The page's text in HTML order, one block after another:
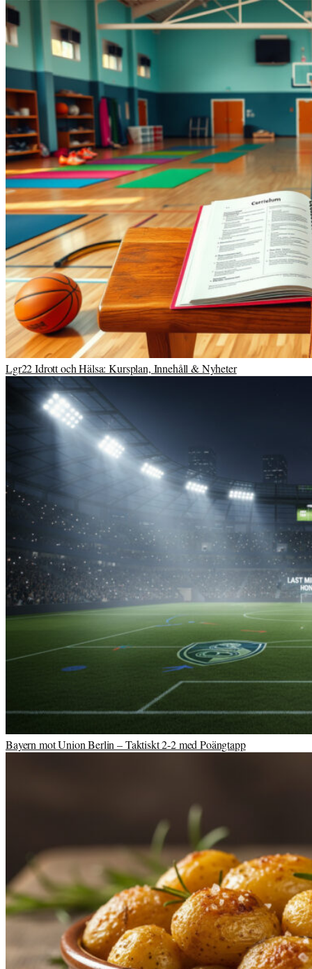
Lgr22 Idrott och Hälsa: Kursplan, Innehåll & Nyheter
Bayern mot Union Berlin – Taktiskt 2-2 med Poängtapp